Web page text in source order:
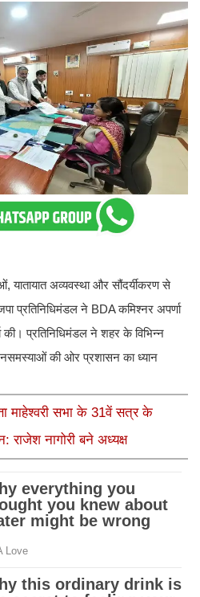
यातायात अव्यवस्था और सौंदर्यीकरण से
प्रतिनिधिमंडल ने BDA कमिश्नर अपर्णा
की। प्रतिनिधिमंडल ने शहर के विभिन्न
की ओर प्रशासन का ध्यान
माहेश्वरी सभा के 31वें सत्र के
राजेश नागोरी बने अध्यक्ष